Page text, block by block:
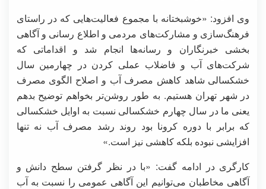
وی افزود: «خوشبختانه با مجموع فعالیت‌هایی که در راستای
فرهنگ‌سازی و مشارکت‌های مردمی و اطلاع رسانی و آگاهی
بخشی خبرنگاران و رسانه‌ها انجام شد و اقداماتی که
شرکت‌های آب و فاضلاب عملی کردن در چهارمین سال
خشکسالی شاهد کاهش مصرف آب و اصلاح الگوی مصرف
در شهر تهران هستیم. به طور روشن‌تر بخواهم توضیح بدهم
یعنی ما در سال چهارم خشکسالی نسبت به اوایل خشکسالی
که برابر با دوره کرونا بود روند رشد مصرف آب نه تنها
افزایشی نبوده بلکه کاهشی نیز است.»
کارگری در ادامه گفت: «با در نظر گرفتن سطح دانش و
آگاهی مخاطبان می‌توانیم این آگاهی عمومی را نسبت به آب